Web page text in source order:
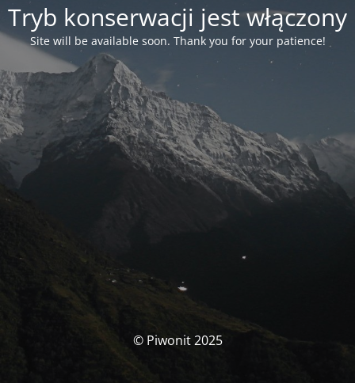
Tryb konserwacji jest włączony
Site will be available soon. Thank you for your patience!
© Piwonit 2025